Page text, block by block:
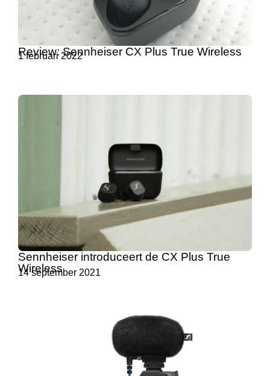
Review: Sennheiser CX Plus True Wireless
1 februari 2022
Sennheiser introduceert de CX Plus True
Wireless
14 september 2021